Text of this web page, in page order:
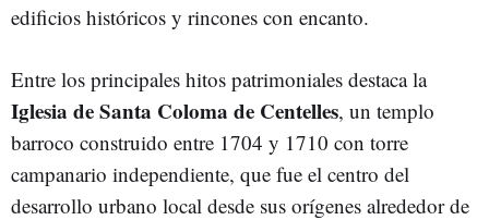
edificios históricos y rincones con encanto.
Entre los principales hitos patrimoniales destaca la
Iglesia de Santa Coloma de Centelles, un templo
barroco construido entre 1704 y 1710 con torre
campanario independiente, que fue el centro del
desarrollo urbano local desde sus orígenes alrededor de